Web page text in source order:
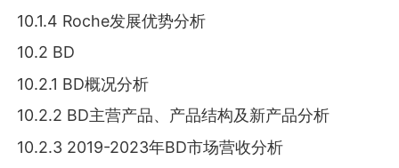
10.1.4 Roche发展优势分析
10.2 BD
10.2.1 BD概况分析
10.2.2 BD主营产品、产品结构及新产品分析
10.2.3 2019-2023年BD市场营收分析